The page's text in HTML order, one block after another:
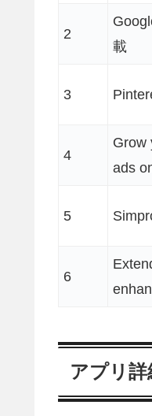
2
載
3
4
Grow
ads
5
6
アプリ詳